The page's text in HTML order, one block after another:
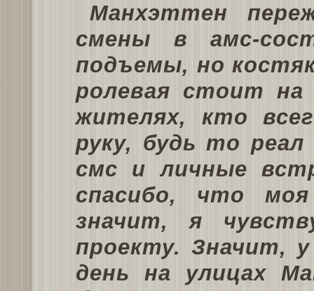
Манхэттен
смены в амс-
подъемы, но
ролевая стоит на
жителях, кто
руку, будь то реал
смс и личные
спасибо, что
значит, я
проекту. Значит,
день на улицах